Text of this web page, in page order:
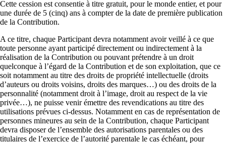
Cette cession est consentie à titre gratuit, pour le monde entier, et pour
une durée de 5 (cinq) ans à compter de la date de première publication
de la Contribution.
A ce titre, chaque Participant devra notamment avoir veillé à ce que
toute personne ayant participé directement ou indirectement à la
réalisation de la Contribution ou pouvant prétendre à un droit
quelconque à l’égard de la Contribution et de son exploitation, que ce
soit notamment au titre des droits de propriété intellectuelle (droits
d’auteurs ou droits voisins, droits des marques…) ou des droits de la
personnalité (notamment droit à l’image, droit au respect de la vie
privée…), ne puisse venir émettre des revendications au titre des
utilisations prévues ci-dessus. Notamment en cas de représentation de
personnes mineures au sein de la Contribution, chaque Participant
devra disposer de l’ensemble des autorisations parentales ou des
titulaires de l’exercice de l’autorité parentale le cas échéant, pour